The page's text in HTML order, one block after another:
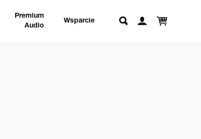
Premium
Audio
Wsparcie